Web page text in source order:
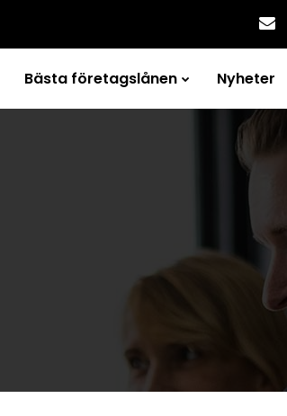
Bästa företagslånen Nyheter